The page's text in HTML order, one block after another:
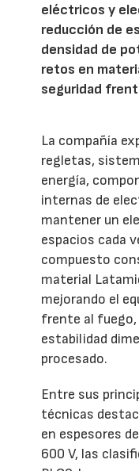
eléctricos y
reducción de
densidad de
retos en
seguridad
La compañía
regletas,
energía,
internas de
mantener un
espacios cada
compuesto
material
mejorando el
frente al fuego,
estabilidad
procesado.
Entre sus
técnicas
en espesores
600 V, las